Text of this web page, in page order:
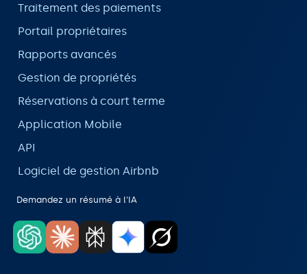
Traitement des paiements
Portail propriétaires
Rapports avancés
Gestion de propriétés
Réservations à court terme
Application Mobile
API
Logiciel de gestion Airbnb
Demandez un résumé à l'IA